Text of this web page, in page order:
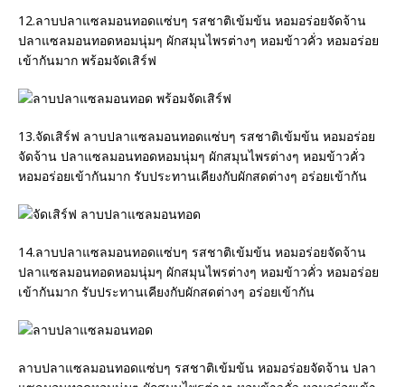
12.ลาบปลาแซลมอนทอดแซ่บๆ รสชาติเข้มข้น หอมอร่อยจัดจ้าน
ปลาแซลมอนทอดหอมนุ่มๆ ผักสมุนไพรต่างๆ หอมข้าวคั่ว หอมอร่อย
เข้ากันมาก พร้อมจัดเสิร์ฟ
13.จัดเสิร์ฟ ลาบปลาแซลมอนทอดแซ่บๆ รสชาติเข้มข้น หอมอร่อย
จัดจ้าน ปลาแซลมอนทอดหอมนุ่มๆ ผักสมุนไพรต่างๆ หอมข้าวคั่ว
หอมอร่อยเข้ากันมาก รับประทานเคียงกับผักสดต่างๆ อร่อยเข้ากัน
14.ลาบปลาแซลมอนทอดแซ่บๆ รสชาติเข้มข้น หอมอร่อยจัดจ้าน
ปลาแซลมอนทอดหอมนุ่มๆ ผักสมุนไพรต่างๆ หอมข้าวคั่ว หอมอร่อย
เข้ากันมาก รับประทานเคียงกับผักสดต่างๆ อร่อยเข้ากัน
ลาบปลาแซลมอนทอดแซ่บๆ รสชาติเข้มข้น หอมอร่อยจัดจ้าน ปลา